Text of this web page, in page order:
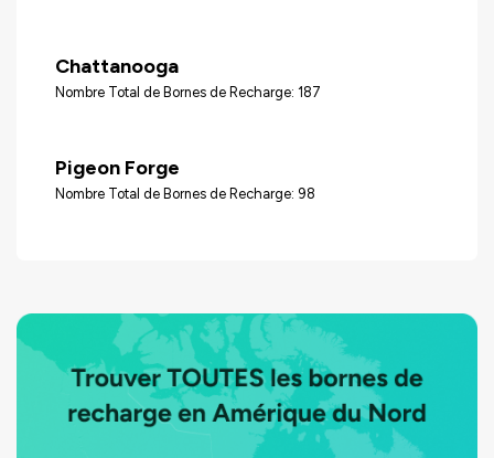
Chattanooga
Nombre Total de Bornes de Recharge: 187
Pigeon Forge
Nombre Total de Bornes de Recharge: 98